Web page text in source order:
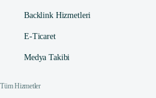
Backlink Hizmetleri
E-Ticaret
Medya Takibi
Tüm Hizmetler